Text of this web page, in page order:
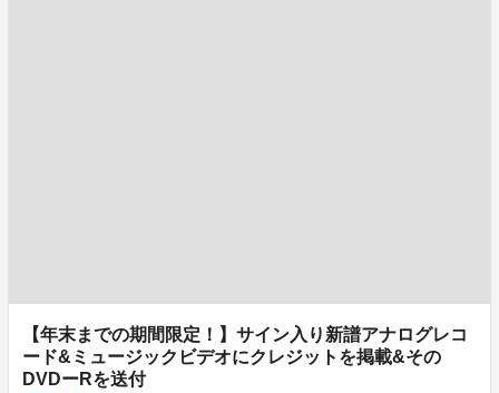
【年末までの期間限定！】サイン入り新譜アナログレコ
ード&ミュージックビデオにクレジットを掲載&その
DVDーRを送付